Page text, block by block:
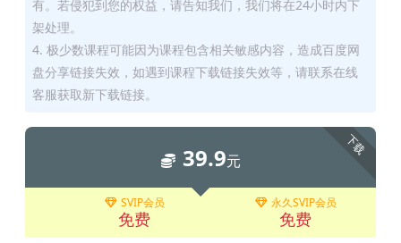
有。若侵犯到您的权益，请告知我们，我们将在24小时内下
架处理。
4. 极少数课程可能因为课程包含相关敏感内容，造成百度网
盘分享链接失效，如遇到课程下载链接失效等，请联系在线
客服获取新下载链接。
下载
39.9元
SVIP会员
免费
永久SVIP会员
免费